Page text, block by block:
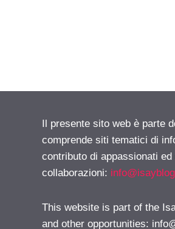
Il presente sito web è parte
comprende siti tematici di
contributo di appassionati
collaborazioni:
This website is part of the
and other opportunities: